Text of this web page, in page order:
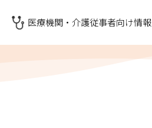
医療機関・介護従事者向け情報